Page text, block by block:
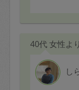
弊社メンバー
当方では普段
職場衛生環境は
会話・進め方：
当社メンバーの
上手にしていた
仕事への影響
40代 女性より
し